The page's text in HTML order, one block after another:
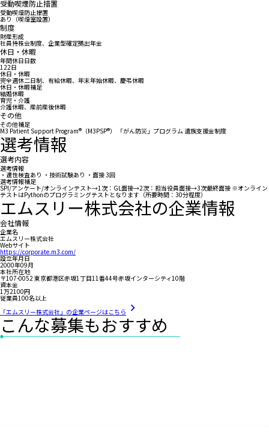
受動喫煙防止措置
受動喫煙防止措置
あり（喫煙室設置）
制度
財産形成
社員持株会制度、企業型確定拠出年金
休日・休暇
年間休日日数
122日
休日・休暇
完全週休二日制、有給休暇、年末年始休暇、慶弔休暇
休日・休暇補足
結婚休暇
育児・介護
介護休暇、産前産後休暇
その他
その他補足
M3 Patient Support Program®（M3PSP®） 「がん防災」プログラム 遺族支援金制度
選考情報
選考内容
選考情報
・適性検査あり ・技術試験あり ・面接 3回
選考情報補足
SPI/アンケート/オンラインテスト→1次：GL面接→2次：担当役員面接→3次最終面接 ※オンライン
テストはPythonのプログラミングテストとなります（所要時間：30分程度）
エムスリー株式会社の企業情報
会社情報
企業名
エムスリー株式会社
Webサイト
https://corporate.m3.com/
設立年月日
2000年09月
本社所在地
〒107-0052 東京都港区赤坂1丁目11番44号赤坂インターシティ10階
資本金
1万2100円
従業員100名以上
「エムスリー株式会社」の企業ページはこちら
こんな募集もおすすめ